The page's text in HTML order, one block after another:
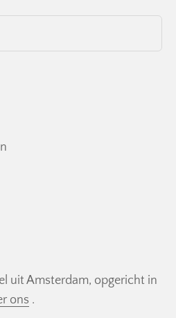
uit Amsterdam, opgericht in
ons .